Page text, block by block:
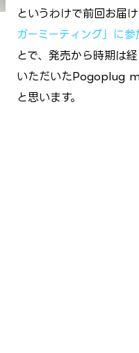
というわけで前回お届
ガーミーティング」に
とで、発売から時期は
いただいたPogoplug
と思います。